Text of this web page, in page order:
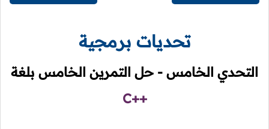
تحديات برمجية
التحدي الخامس - حل التمرين الخامس بلغة
C++